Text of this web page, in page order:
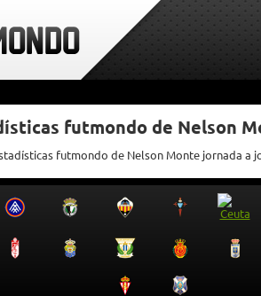
futmondo de Nelson
futmondo de Nelson Monte jornada a